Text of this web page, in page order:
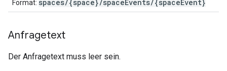
Format: spaces/{space}/spaceEvents/{spaceEvent}
Anfragetext
Der Anfragetext muss leer sein.